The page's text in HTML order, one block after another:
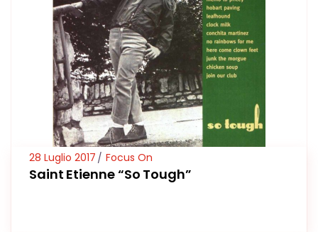
28 Luglio 2017 Focus On
Saint Etienne “So Tough”